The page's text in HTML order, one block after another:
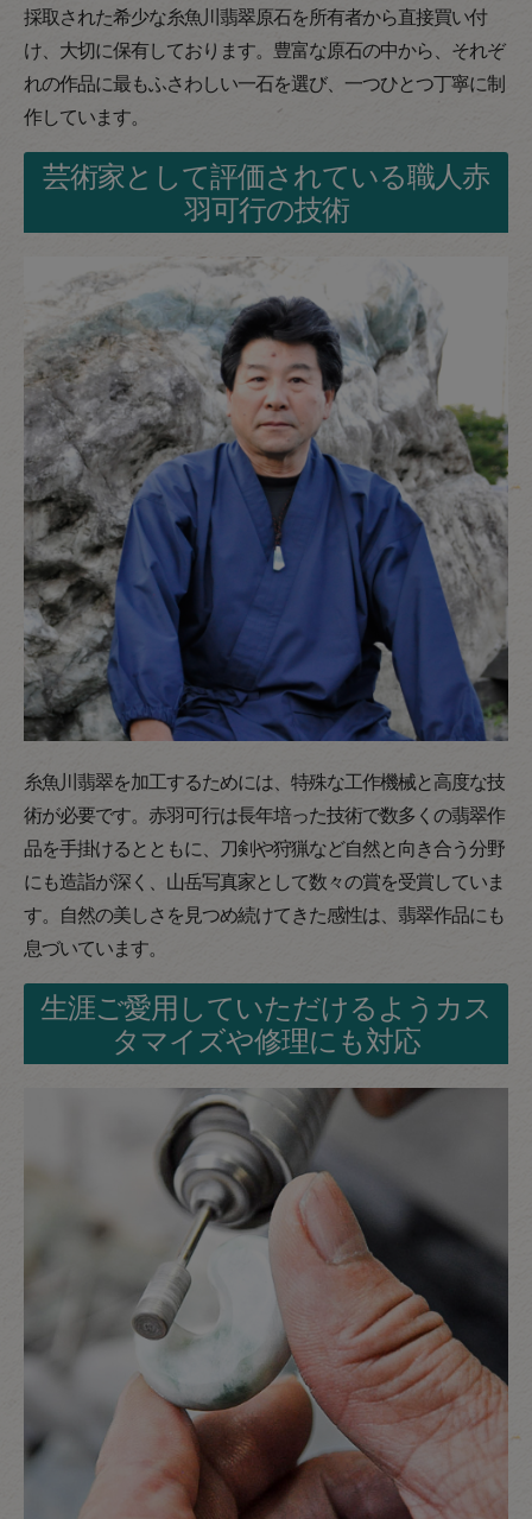
採取された希少な糸魚川翡翠原石を所有者から直接買い付
け、大切に保有しております。豊富な原石の中から、それぞ
れの作品に最もふさわしい一石を選び、一つひとつ丁寧に制
作しています。
芸術家として評価されている職人赤
羽可行の技術
糸魚川翡翠を加工するためには、特殊な工作機械と高度な技
術が必要です。赤羽可行は長年培った技術で数多くの翡翠作
品を手掛けるとともに、刀剣や狩猟など自然と向き合う分野
にも造詣が深く、山岳写真家として数々の賞を受賞していま
す。自然の美しさを見つめ続けてきた感性は、翡翠作品にも
息づいています。
生涯ご愛用していただけるようカス
タマイズや修理にも対応